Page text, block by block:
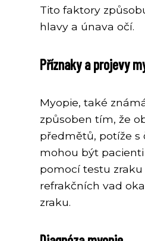
Tito faktory
hlavy a únava očí.
Příznaky a projevy
Myopie, také
způsoben tím, že
předmětů, potíže s
mohou být
pomocí testu
refrakčních vad
zraku.